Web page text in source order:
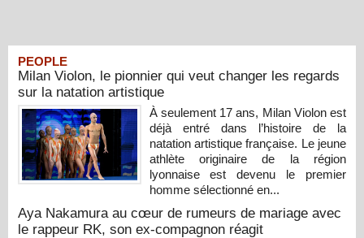
PEOPLE
Milan Violon, le pionnier qui veut changer les regards
sur la natation artistique
À seulement 17 ans, Milan Violon est
déjà entré dans l’histoire de la
natation artistique française. Le jeune
athlète originaire de la région
lyonnaise est devenu le premier
homme sélectionné en...
Aya Nakamura au cœur de rumeurs de mariage avec
le rappeur RK, son ex-compagnon réagit